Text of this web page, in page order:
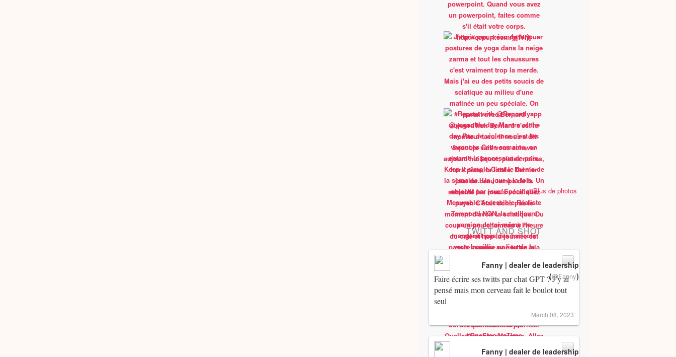
Plus de photos
TWITT AND SHOT
Faire écrire ses twitts par chat GPT ? J’y ai
pensé mais mon cerveau fait le boulot tout
seul
Fanny | dealer de leadership
(@Fanny)
March 08, 2023
Fanny | dealer de leadership